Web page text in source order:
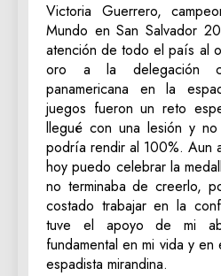
Victoria Guerrero,
Mundo en San Salvador
atención de todo el país al
oro a la delegación
panamericana en la
juegos fueron un reto
llegué con una lesión y
podría rendir al 100%. Aun
hoy puedo celebrar la
no terminaba de creerlo,
costado trabajar en la
tuve el apoyo de mi
fundamental en mi vida y
espadista mirandina.